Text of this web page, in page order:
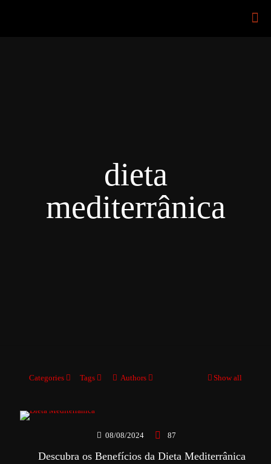
dieta
mediterrânica
Categories Tags Authors Show all
08/08/2024 87
Descubra os Benefícios da Dieta Mediterrânica